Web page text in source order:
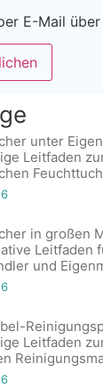
E-Mail
unter
Leitfaden
in großen
Leitfaden
und
Leitfaden